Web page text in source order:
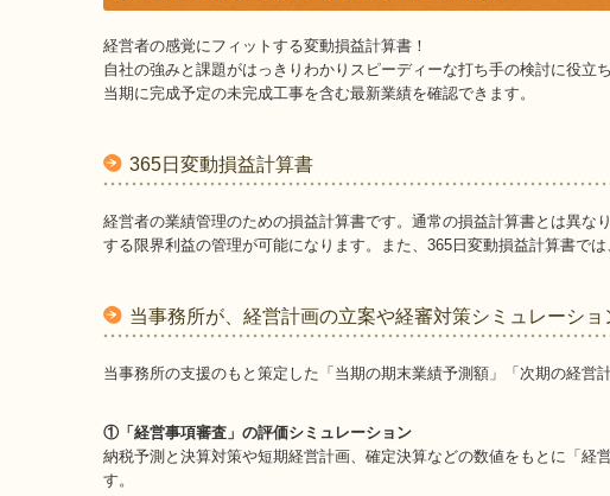
経営者の感覚にフィットする変動損益計算書！
自社の強みと課題がはっきりわかりスピーディーな打ち手の検討に役立ち
当期に完成予定の未完成工事を含む最新業績を確認できます。
365日変動損益計算書
経営者の業績管理のための損益計算書です。通常の損益計算書とは異
する限界利益の管理が可能になります。また、365日変動損益計算書で
当事務所が、経営計画の立案や経審対策シミュレーショ
当事務所の支援のもと策定した「当期の期末業績予測額」「次期の経営
①「経営事項審査」の評価シミュレーション
納税予測と決算対策や短期経営計画、確定決算などの数値をもとに「経
す。